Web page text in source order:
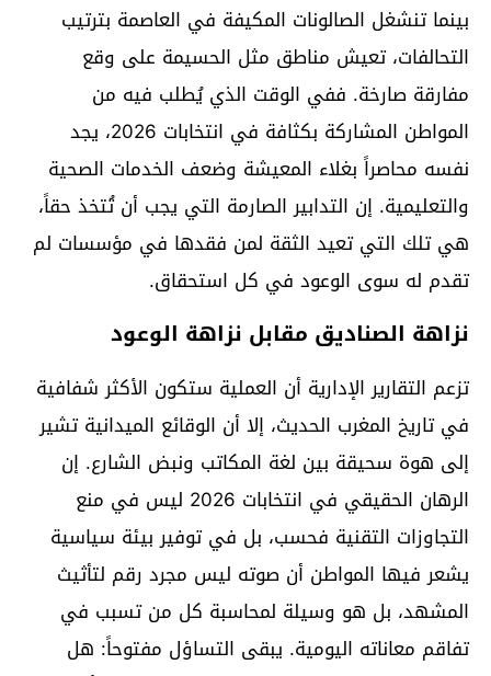
بينما تنشغل الصالونات المكيفة في العاصمة بترتيب
التحالفات، تعيش مناطق مثل الحسيمة على وقع
مفارقة صارخة. ففي الوقت الذي يُطلب فيه من
المواطن المشاركة بكثافة في انتخابات 2026، يجد
نفسه محاصراً بغلاء المعيشة وضعف الخدمات الصحية
والتعليمية. إن التدابير الصارمة التي يجب أن تُتخذ حقاً،
هي تلك التي تعيد الثقة لمن فقدها في مؤسسات لم
تقدم له سوى الوعود في كل استحقاق.
نزاهة الصناديق مقابل نزاهة الوعود
تزعم التقارير الإدارية أن العملية ستكون الأكثر شفافية
في تاريخ المغرب الحديث، إلا أن الوقائع الميدانية تشير
إلى هوة سحيقة بين لغة المكاتب ونبض الشارع. إن
الرهان الحقيقي في انتخابات 2026 ليس في منع
التجاوزات التقنية فحسب، بل في توفير بيئة سياسية
يشعر فيها المواطن أن صوته ليس مجرد رقم لتأثيث
المشهد، بل هو وسيلة لمحاسبة كل من تسبب في
تفاقم معاناته اليومية. يبقى التساؤل مفتوحاً: هل